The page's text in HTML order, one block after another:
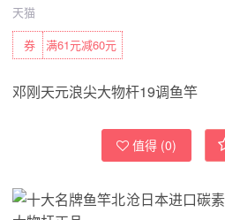
天猫
满61元减60元
券
邓刚天元浪尖大物杆19调鱼竿
值得 (0)